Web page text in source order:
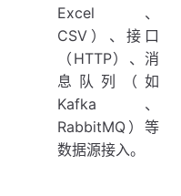
Excel、
CSV）、接口
（HTTP）、消
息队列（如
Kafka、
RabbitMQ）等
数据源接入。